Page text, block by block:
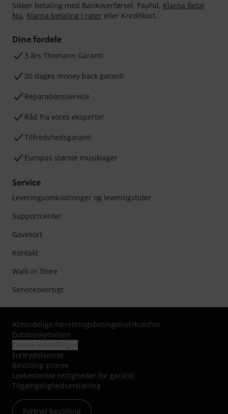
Sikker betaling med Bankoverførsel, PayPal, Klarna Betal
Nu, Klarna betaling i rater eller Kreditkort.
Dine fordele
3 års Thomann Garanti
30 dages money back garanti
Reparationsservice
Råd fra vores eksperter
Tilfredshedsgaranti
Europas største musiklager
Service
Leveringsomkostninger og leveringstider
Supportcenter
Gavekort
Kontakt
Walk-in Store
Serviceoversigt
Almindelige forretningsbetingelser/Kolofon
Databeskyttelsen
Fortrydelsesret
Bestilling proces
Lovbestemte rettigheder for garanti
Tilgængelighedserklæring
Fortryd bestilling